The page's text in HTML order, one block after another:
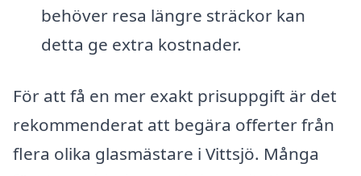
behöver resa längre sträckor kan
detta ge extra kostnader.
För att få en mer exakt prisuppgift är det
rekommenderat att begära offerter från
flera olika glasmästare i Vittsjö. Många